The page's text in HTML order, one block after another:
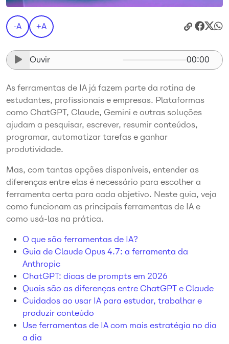
-A +A
Ouvir 00:00
As ferramentas de IA já fazem parte da rotina de
estudantes, profissionais e empresas. Plataformas
como ChatGPT, Claude, Gemini e outras soluções
ajudam a pesquisar, escrever, resumir conteúdos,
programar, automatizar tarefas e ganhar
produtividade.
Mas, com tantas opções disponíveis, entender as
diferenças entre elas é necessário para escolher a
ferramenta certa para cada objetivo. Neste guia, veja
como funcionam as principais ferramentas de IA e
como usá-las na prática.
O que são ferramentas de IA?
Guia de Claude Opus 4.7: a ferramenta da
Anthropic
ChatGPT: dicas de prompts em 2026
Quais são as diferenças entre ChatGPT e Claude
Cuidados ao usar IA para estudar, trabalhar e
produzir conteúdo
Use ferramentas de IA com mais estratégia no dia
a dia